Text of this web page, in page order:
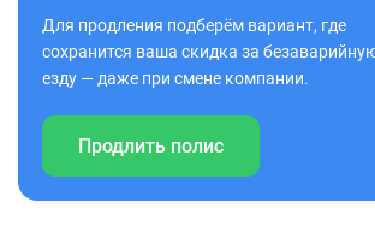
Для продления подберём вариант, где
сохранится ваша скидка за
езду — даже при смене компании.
Продлить полис